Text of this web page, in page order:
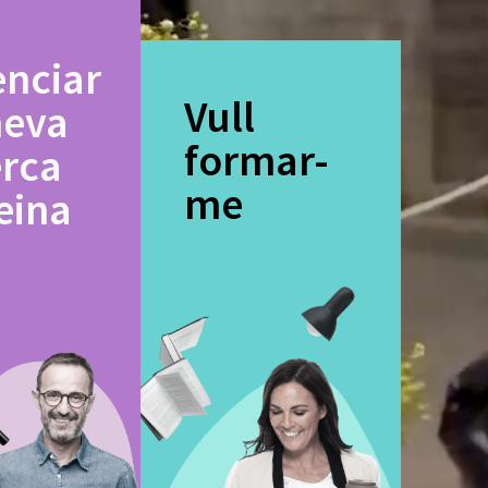
Vull
formar-
me